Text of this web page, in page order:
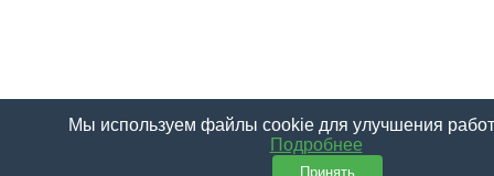
Мы используем файлы cookie для улучшения
Подробнее
Принять